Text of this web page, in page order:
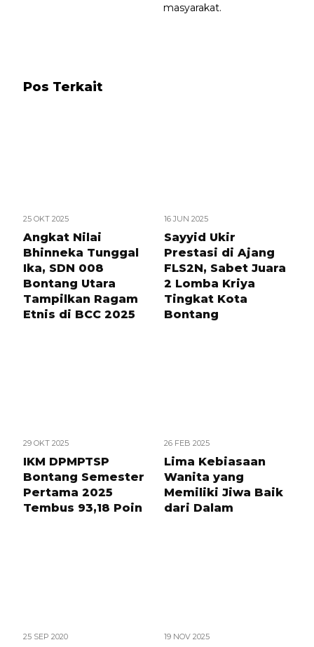
masyarakat.
Pos Terkait
25 OKT 2025
Angkat Nilai
Bhinneka Tunggal
Ika, SDN 008
Bontang Utara
Tampilkan Ragam
Etnis di BCC 2025
16 JUN 2025
Sayyid Ukir
Prestasi di Ajang
FLS2N, Sabet Juara
2 Lomba Kriya
Tingkat Kota
Bontang
29 OKT 2025
IKM DPMPTSP
Bontang Semester
Pertama 2025
Tembus 93,18 Poin
26 FEB 2025
Lima Kebiasaan
Wanita yang
Memiliki Jiwa Baik
dari Dalam
25 SEP 2020 19 NOV 2025